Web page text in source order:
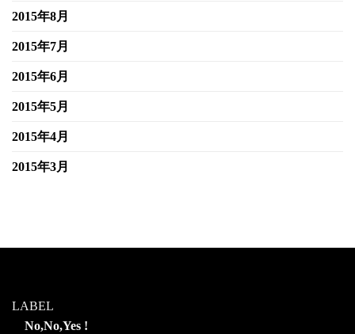
2015年8月
2015年7月
2015年6月
2015年5月
2015年4月
2015年3月
LABEL
No,No,Yes !